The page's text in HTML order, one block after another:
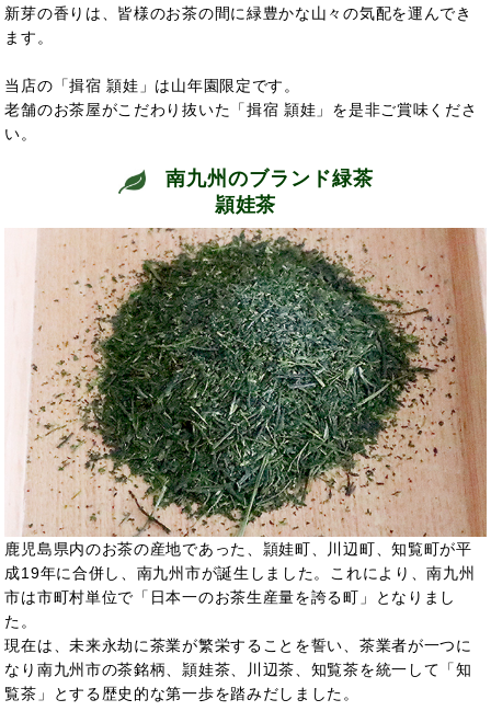
新芽の香りは、皆様のお茶の間に緑豊かな山々の気配を運んでき
ます。
当店の「揖宿 頴娃」は山年園限定です。
老舗のお茶屋がこだわり抜いた「揖宿 頴娃」を是非ご賞味くださ
い。
南九州のブランド緑茶
頴娃茶
鹿児島県内のお茶の産地であった、頴娃町、川辺町、知覧町が平
成19年に合併し、南九州市が誕生しました。これにより、南九州
市は市町村単位で「日本一のお茶生産量を誇る町」となりまし
た。
現在は、未来永劫に茶業が繁栄することを誓い、茶業者が一つに
なり南九州市の茶銘柄、頴娃茶、川辺茶、知覧茶を統一して「知
覧茶」とする歴史的な第一歩を踏みだしました。